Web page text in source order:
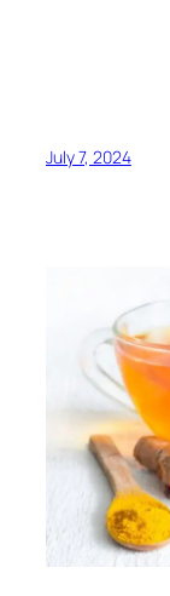
July 7, 2024